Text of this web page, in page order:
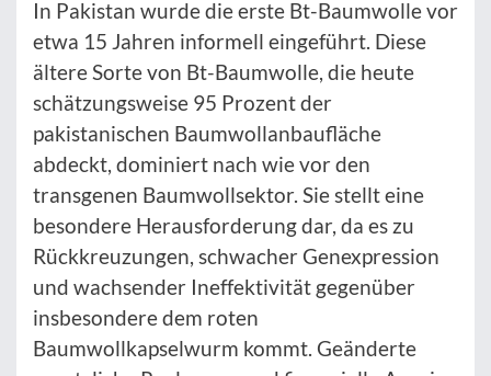
In Pakistan wurde die erste Bt-Baumwolle vor
etwa 15 Jahren informell eingeführt. Diese
ältere Sorte von Bt-Baumwolle, die heute
schätzungsweise 95 Prozent der
pakistanischen Baumwollanbaufläche
abdeckt, dominiert nach wie vor den
transgenen Baumwollsektor. Sie stellt eine
besondere Herausforderung dar, da es zu
Rückkreuzungen, schwacher Genexpression
und wachsender Ineffektivität gegenüber
insbesondere dem roten
Baumwollkapselwurm kommt. Geänderte